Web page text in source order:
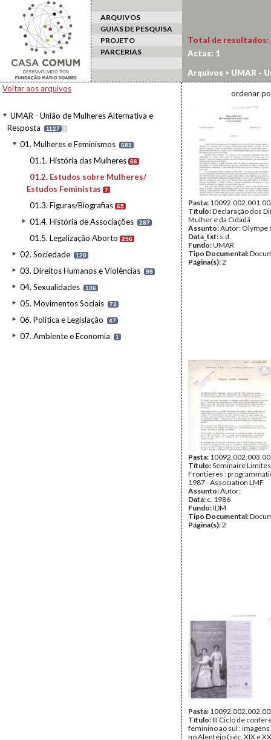
ARQUIVOS
GUIAS DE PESQUISA
PROJETO
PARCERIAS
Voltar aos arquivos
UMAR - União de Mulheres Alternativa e
Resposta
1127 I
01. Mulheres e Feminismos 681
01.1. História das Mulheres 66
01.2. Estudos sobre Mulheres/
Estudos Feministas
7
01.3. Figuras/Biografias 65
01.4. História de Associações 287
01.5. Legalização Aborto 256
02. Sociedade 120
03. Direitos Humanos e Violências 99
04. Sexualidades 106
05. Movimentos Sociais 73
06. Política e Legislação 47
07. Ambiente e Economia 1
Total de resultados:
Actas: 1
Arquivos > UMAR -
Estudos sobre
ordenar
Pasta:
Título:Declaração dos
Mulher e da Cidadã
Assunto:Autor: Olympe
Data_txt: s.d.
Fundo:UMAR
Tipo Documental:
Página(s):2
Pasta:
Título:Seminaire
Frontieres :
1987 - Association LMF
Assunto:Autor:
Data: c. 1986
Fundo:IDM
Tipo Documental:
Página(s):2
Pasta:
Título:III Ciclo de
feminino ao sul :
no Alentejo (séc. XIX e